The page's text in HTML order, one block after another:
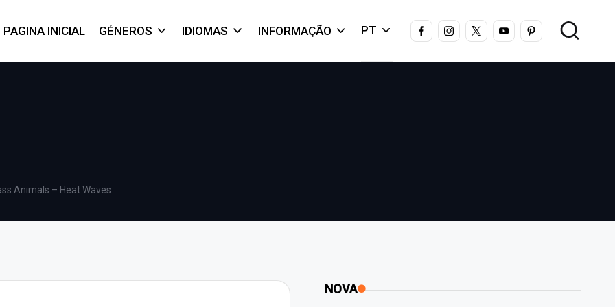
PAGINA INICIAL GÉNEROS IDIOMAS INFORMAÇÃO PT FACEBOOKINSTAGRAM
X YOUTUBEPINTEREST
Animals – Heat Waves
NOVA